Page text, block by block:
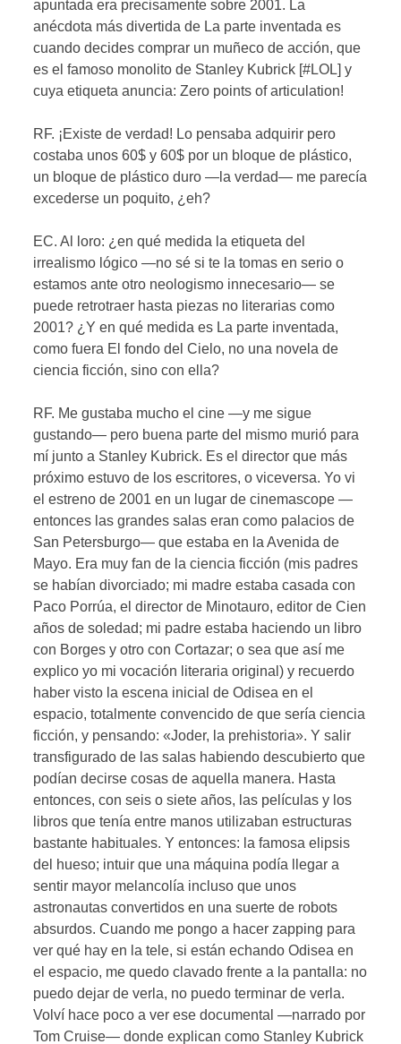
apuntada era precisamente sobre 2001. La
anécdota más divertida de La parte inventada es
cuando decides comprar un muñeco de acción, que
es el famoso monolito de Stanley Kubrick [#LOL] y
cuya etiqueta anuncia: Zero points of articulation!
RF. ¡Existe de verdad! Lo pensaba adquirir pero
costaba unos 60$ y 60$ por un bloque de plástico,
un bloque de plástico duro —la verdad— me parecía
excederse un poquito, ¿eh?
EC. Al loro: ¿en qué medida la etiqueta del
irrealismo lógico —no sé si te la tomas en serio o
estamos ante otro neologismo innecesario— se
puede retrotraer hasta piezas no literarias como
2001? ¿Y en qué medida es La parte inventada,
como fuera El fondo del Cielo, no una novela de
ciencia ficción, sino con ella?
RF. Me gustaba mucho el cine —y me sigue
gustando— pero buena parte del mismo murió para
mí junto a Stanley Kubrick. Es el director que más
próximo estuvo de los escritores, o viceversa. Yo vi
el estreno de 2001 en un lugar de cinemascope —
entonces las grandes salas eran como palacios de
San Petersburgo— que estaba en la Avenida de
Mayo. Era muy fan de la ciencia ficción (mis padres
se habían divorciado; mi madre estaba casada con
Paco Porrúa, el director de Minotauro, editor de Cien
años de soledad; mi padre estaba haciendo un libro
con Borges y otro con Cortazar; o sea que así me
explico yo mi vocación literaria original) y recuerdo
haber visto la escena inicial de Odisea en el
espacio, totalmente convencido de que sería ciencia
ficción, y pensando: «Joder, la prehistoria». Y salir
transfigurado de las salas habiendo descubierto que
podían decirse cosas de aquella manera. Hasta
entonces, con seis o siete años, las películas y los
libros que tenía entre manos utilizaban estructuras
bastante habituales. Y entonces: la famosa elipsis
del hueso; intuir que una máquina podía llegar a
sentir mayor melancolía incluso que unos
astronautas convertidos en una suerte de robots
absurdos. Cuando me pongo a hacer zapping para
ver qué hay en la tele, si están echando Odisea en
el espacio, me quedo clavado frente a la pantalla: no
puedo dejar de verla, no puedo terminar de verla.
Volví hace poco a ver ese documental —narrado por
Tom Cruise— donde explican como Stanley Kubrick